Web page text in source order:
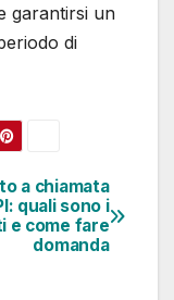
garantirsi un
di
a chiamata
quali sono i
e come fare
domanda